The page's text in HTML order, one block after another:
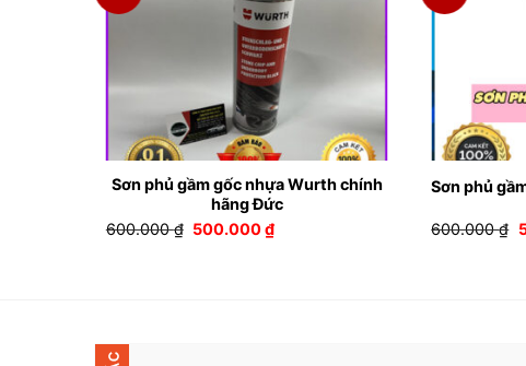
Sơn phủ gầm gốc nhựa Wurth chính
hãng Đức
600.000₫ Giá
500.000₫Giá
Sơn phủ
600.000₫